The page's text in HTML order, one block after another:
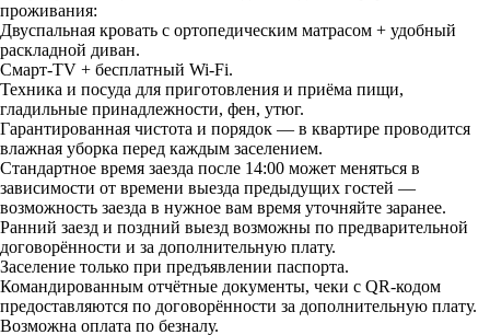
проживания:
Двуспальная кровать с ортопедическим матрасом + удобный
раскладной диван.
Смарт-TV + бесплатный Wi-Fi.
Техника и посуда для приготовления и приёма пищи,
гладильные принадлежности, фен, утюг.
Гарантированная чистота и порядок — в квартире проводится
влажная уборка перед каждым заселением.
Стандартное время заезда после 14:00 может меняться в
зависимости от времени выезда предыдущих гостей —
возможность заезда в нужное вам время уточняйте заранее.
Ранний заезд и поздний выезд возможны по предварительной
договорённости и за дополнительную плату.
Заселение только при предъявлении паспорта.
Командированным отчётные документы, чеки с QR-кодом
предоставляются по договорённости за дополнительную плату.
Возможна оплата по безналу.